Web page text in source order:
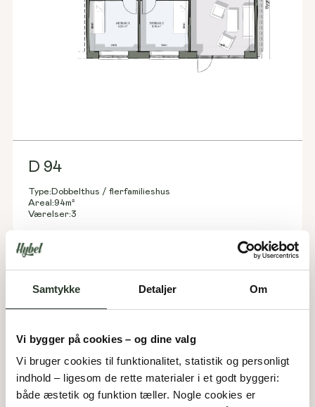
Samtykke Detaljer Om
Vi bygger på cookies – og dine valg
Vi bruger cookies til funktionalitet, statistik og personligt
indhold – ligesom de rette materialer i et godt byggeri:
både æstetik og funktion tæller. Nogle cookies er
D 94
Type: Dobbelthus / flerfamilieshus
Areal:94m²
Værelser:3